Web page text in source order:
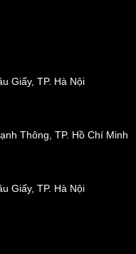
Giấy, TP. Hà Nội
Thông, TP. Hồ Chí Minh
Giấy, TP. Hà Nội